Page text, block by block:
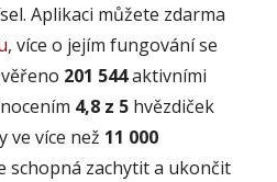
Aplikaci můžete zdarma
, více o jejím fungování se
201 544aktivními
4,8 z 5 hvězdiček
ve více než 11 000
schopná zachytit a ukončit